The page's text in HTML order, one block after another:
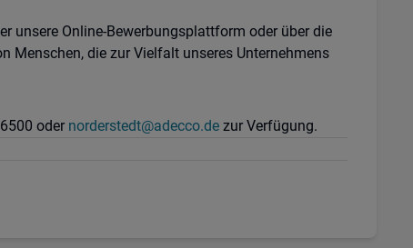
unsere Online-Bewerbungsplattform oder über die
Menschen, die zur Vielfalt unseres Unternehmens
oder norderstedt@adecco.de zur Verfügung.